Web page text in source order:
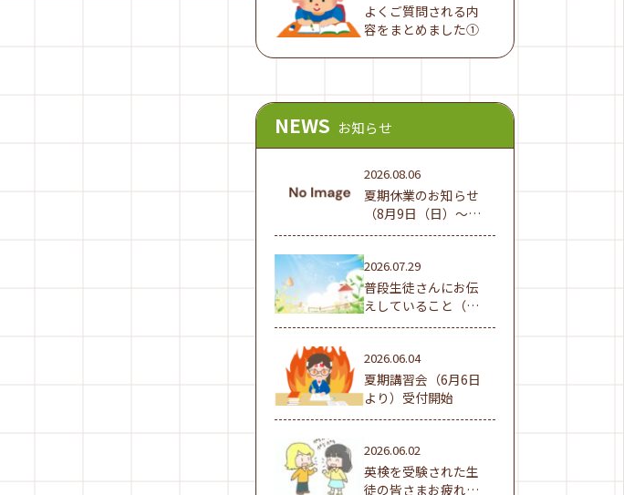
よくご質問される内
容をまとめました①
NEWS お知らせ
2026.08.06
夏期休業のお知らせ
（8月9日（日）～16
日（日））
2026.07.29
普段生徒さんにお伝
えしていること（夏
休み編①）
2026.06.04
夏期講習会（6月6日
より）受付開始
2026.06.02
英検を受験された生
徒の皆さまお疲れ様